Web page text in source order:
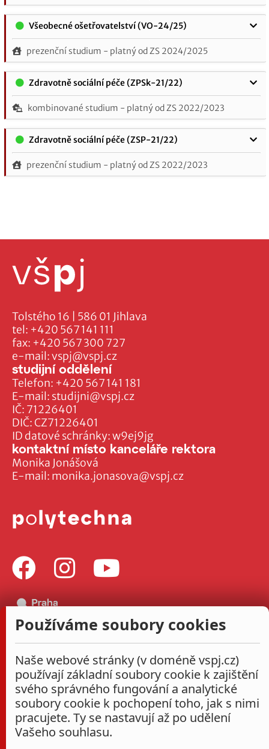
Všeobecné ošetřovatelství (VO-24/25)
prezenční studium - platný od ZS 2024/2025
Zdravotně sociální péče (ZPSk-21/22)
kombinované studium - platný od ZS 2022/2023
Zdravotně sociální péče (ZSP-21/22)
prezenční studium - platný od ZS 2022/2023
Tolstého 16 | 586 01 Jihlava
tel: +420 567 141 111
fax: +420 567 300 727
e-mail:vspj@vspj.cz
IČ: 71226401
DIČ: CZ71226401
ID datové schránky: w9ej9jg
studijní oddělení
Telefon: +420 567 141 181
E-mail: studijni@vspj.cz
kontaktní místo kanceláře rektora
Monika Jonášová
E-mail: monika.jonasova@vspj.cz
Používáme soubory cookies
Naše webové stránky (v doméně vspj.cz)
používají základní soubory cookie k zajištění
svého správného fungování a analytické
soubory cookie k pochopení toho, jak s nimi
pracujete. Ty se nastavují až po udělení
Vašeho souhlasu.